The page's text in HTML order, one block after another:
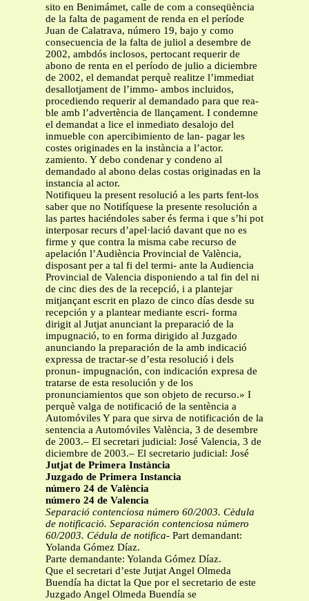
sito en Benimámet, calle de com a conseqüència
de la falta de pagament de renda en el període
Juan de Calatrava, número 19, bajo y como
consecuencia de la falta de juliol a desembre de
2002, ambdós inclosos, pertocant requerir de
abono de renta en el período de julio a diciembre
de 2002, el demandat perquè realitze l’immediat
desallotjament de l’immo- ambos incluidos,
procediendo requerir al demandado para que rea-
ble amb l’advertència de llançament. I condemne
el demandat a lice el inmediato desalojo del
inmueble con apercibimiento de lan- pagar les
costes originades en la instància a l’actor.
zamiento. Y debo condenar y condeno al
demandado al abono delas costas originadas en la
instancia al actor.
Notifiqueu la present resolució a les parts fent-los
saber que no Notifíquese la presente resolución a
las partes haciéndoles saber és ferma i que s’hi pot
interposar recurs d’apel·lació davant que no es
firme y que contra la misma cabe recurso de
apelación l’Audiència Provincial de València,
disposant per a tal fi del termi- ante la Audiencia
Provincial de Valencia disponiendo a tal fin del ni
de cinc dies des de la recepció, i a plantejar
mitjançant escrit en plazo de cinco días desde su
recepción y a plantear mediante escri- forma
dirigit al Jutjat anunciant la preparació de la
impugnació, to en forma dirigido al Juzgado
anunciando la preparación de la amb indicació
expressa de tractar-se d’esta resolució i dels
pronun- impugnación, con indicación expresa de
tratarse de esta resolución y de los
pronunciamientos que son objeto de recurso.» I
perquè valga de notificació de la sentència a
Automóviles Y para que sirva de notificación de la
sentencia a Automóviles València, 3 de desembre
de 2003.– El secretari judicial: José Valencia, 3 de
diciembre de 2003.– El secretario judicial: José
Jutjat de Primera Instància
Juzgado de Primera Instancia
número 24 de València
número 24 de Valencia
Separació contenciosa número 60/2003. Cèdula
de notificació. Separación contenciosa número
60/2003. Cédula de notifica- Part demandant:
Yolanda Gómez Díaz.
Parte demandante: Yolanda Gómez Díaz.
Que el secretari d’este Jutjat Angel Olmeda
Buendía ha dictat la Que por el secretario de este
Juzgado Angel Olmeda Buendía se